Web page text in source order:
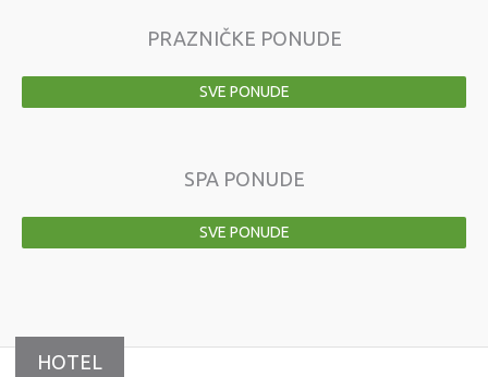
PRAZNIČKE PONUDE
SVE PONUDE
SPA PONUDE
SVE PONUDE
HOTEL